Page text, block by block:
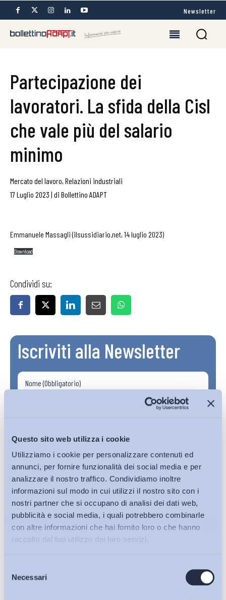
Questo sito web utilizza i cookie
Utilizziamo i cookie per personalizzare contenuti ed
annunci, per fornire funzionalità dei social media e per
analizzare il nostro traffico. Condividiamo inoltre
informazioni sul modo in cui utilizzi il nostro sito con i
nostri partner che si occupano di analisi dei dati web,
pubblicità e social media, i quali potrebbero combinarle
con altre informazioni che hai fornito loro o che hanno
raccolto dal tuo utilizzo dei loro servizi.
delNecessariBollettini ADAPT
Newsletter
Partecipazione dei
lavoratori. La sfida della Cisl
che vale più del salario
minimo
Mercato del lavoro, Relazioni industriali
17 Luglio 2023 | di Bollettino ADAPT
Emmanuele Massagli (ilsussidiario.net, 14 luglio 2023)
Download
Condividi su:
Iscriviti alla Newsletter